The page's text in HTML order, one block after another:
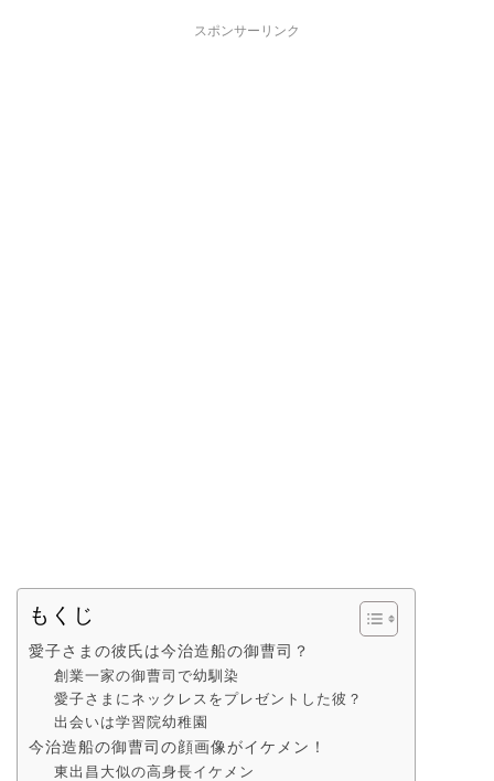
スポンサーリンク
もくじ
愛子さまの彼氏は今治造船の御曹司？
創業一家の御曹司で幼馴染
愛子さまにネックレスをプレゼントした彼？
出会いは学習院幼稚園
今治造船の御曹司の顔画像がイケメン！
東出昌大似の高身長イケメン